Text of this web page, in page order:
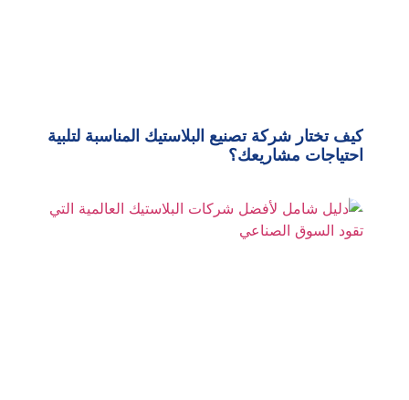
كيف تختار شركة تصنيع البلاستيك المناسبة لتلبية
احتياجات مشاريعك؟